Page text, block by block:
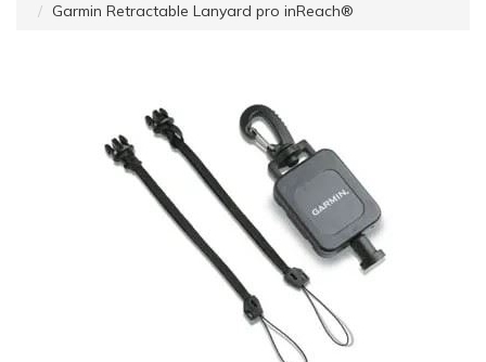
Garmin Retractable Lanyard pro inReach®